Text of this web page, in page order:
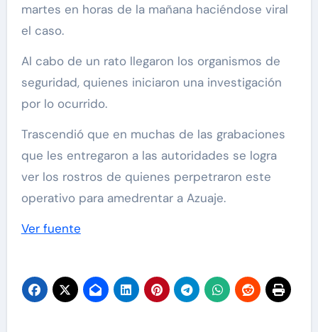
martes en horas de la mañana haciéndose viral
el caso.
Al cabo de un rato llegaron los organismos de
seguridad, quienes iniciaron una investigación
por lo ocurrido.
Trascendió que en muchas de las grabaciones
que les entregaron a las autoridades se logra
ver los rostros de quienes perpetraron este
operativo para amedrentar a Azuaje.
Ver fuente